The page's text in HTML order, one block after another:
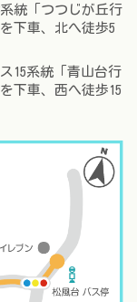
統「つつじが丘行
下車、北へ徒歩5
15系統「青山台行
下車、西へ徒歩15